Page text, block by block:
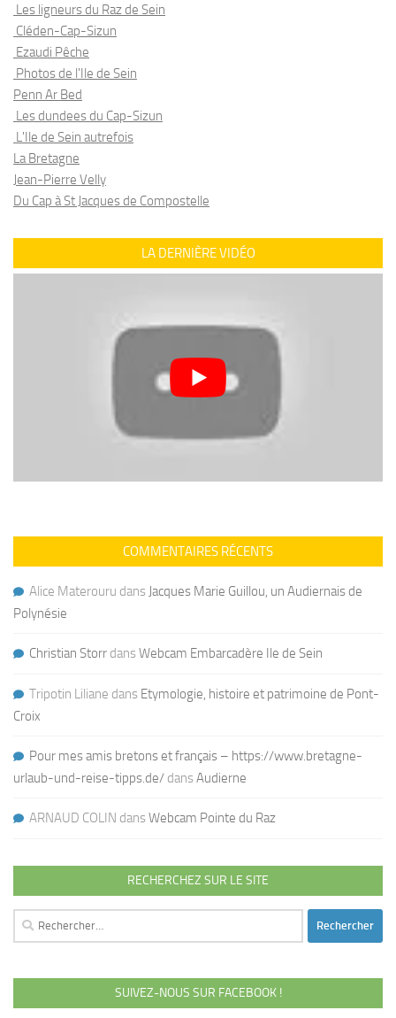
Les ligneurs du Raz de Sein
Cléden-Cap-Sizun
Ezaudi Pêche
Photos de l'Ile de Sein
Penn Ar Bed
Les dundees du Cap-Sizun
L'Ile de Sein autrefois
La Bretagne
Jean-Pierre Velly
Du Cap à St Jacques de Compostelle
LA DERNIÈRE VIDÉO
COMMENTAIRES RÉCENTS
Alice Materouru dans Jacques Marie Guillou, un Audiernais de
Polynésie
Christian Storr dans Webcam Embarcadère Ile de Sein
Tripotin Liliane dans Etymologie, histoire et patrimoine de Pont-
Croix
Pour mes amis bretons et français – https://www.bretagne-
urlaub-und-reise-tipps.de/ dans Audierne
ARNAUD COLIN dans Webcam Pointe du Raz
RECHERCHEZ SUR LE SITE
Rechercher :
SUIVEZ-NOUS SUR FACEBOOK !